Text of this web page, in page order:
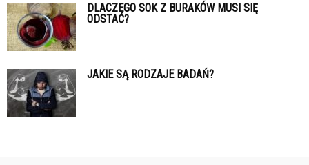
DLACZEGO SOK Z BURAKÓW MUSI SIĘ
ODSTAĆ?
JAKIE SĄ RODZAJE BADAŃ?